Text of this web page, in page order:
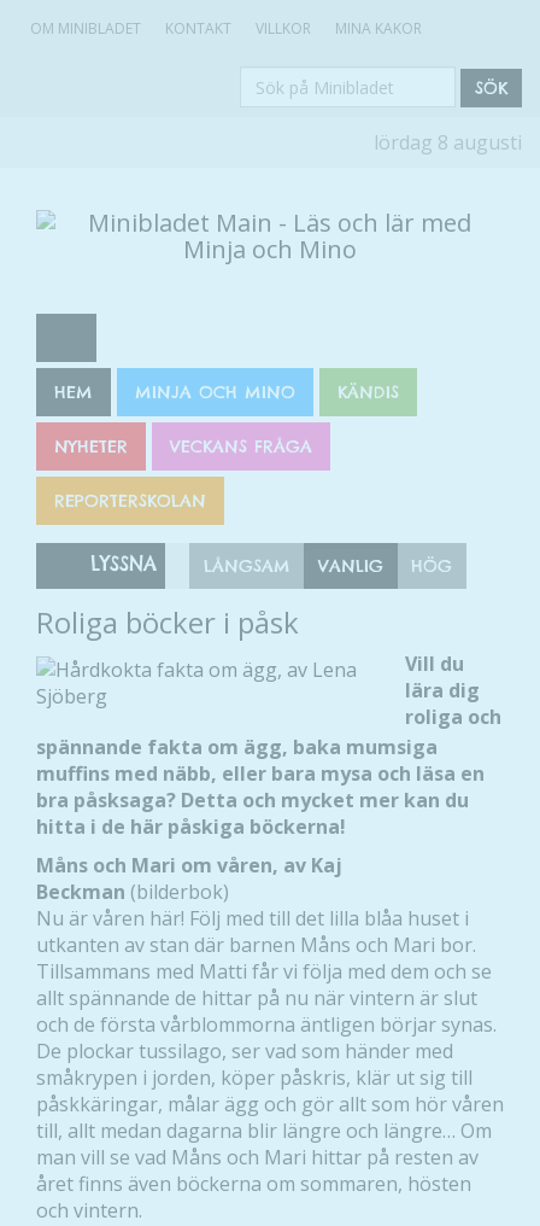
OM MINIBLADET KONTAKT VILLKOR MINA KAKOR
Sök
SÖK
lördag 8 augusti
HEM MINJA OCH MINO KÄNDIS
NYHETER VECKANS FRÅGA
REPORTERSKOLAN
LYSSNA LÅNGSAM VANLIG HÖG
Roliga böcker i påsk
Vill du
lära dig
roliga och
spännande fakta om ägg, baka mumsiga
muffins med näbb, eller bara mysa och läsa en
bra påsksaga? Detta och mycket mer kan du
hitta i de här påskiga böckerna!
Måns och Mari om våren, av Kaj
Beckman (bilderbok)
Nu är våren här! Följ med till det lilla blåa huset i
utkanten av stan där barnen Måns och Mari bor.
Tillsammans med Matti får vi följa med dem och se
allt spännande de hittar på nu när vintern är slut
och de första vårblommorna äntligen börjar synas.
De plockar tussilago, ser vad som händer med
småkrypen i jorden, köper påskris, klär ut sig till
påskkäringar, målar ägg och gör allt som hör våren
till, allt medan dagarna blir längre och längre… Om
man vill se vad Måns och Mari hittar på resten av
året finns även böckerna om sommaren, hösten
och vintern.